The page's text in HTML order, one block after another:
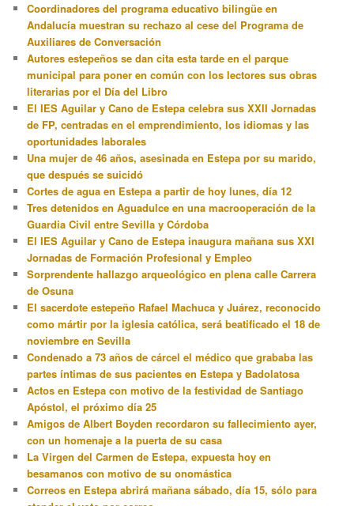
Coordinadores del programa educativo bilingüe en
Andalucía muestran su rechazo al cese del Programa de
Auxiliares de Conversación
Autores estepeños se dan cita esta tarde en el parque
municipal para poner en común con los lectores sus obras
literarias por el Día del Libro
El IES Aguilar y Cano de Estepa celebra sus XXII Jornadas
de FP, centradas en el emprendimiento, los idiomas y las
oportunidades laborales
Una mujer de 46 años, asesinada en Estepa por su marido,
que después se suicidó
Cortes de agua en Estepa a partir de hoy lunes, día 12
Tres detenidos en Aguadulce en una macrooperación de la
Guardia Civil entre Sevilla y Córdoba
El IES Aguilar y Cano de Estepa inaugura mañana sus XXI
Jornadas de Formación Profesional y Empleo
Sorprendente hallazgo arqueológico en plena calle Carrera
de Osuna
El sacerdote estepeño Rafael Machuca y Juárez, reconocido
como mártir por la iglesia católica, será beatificado el 18 de
noviembre en Sevilla
Condenado a 73 años de cárcel el médico que grababa las
partes íntimas de sus pacientes en Estepa y Badolatosa
Actos en Estepa con motivo de la festividad de Santiago
Apóstol, el próximo día 25
Amigos de Albert Boyden recordaron su fallecimiento ayer,
con un homenaje a la puerta de su casa
La Virgen del Carmen de Estepa, expuesta hoy en
besamanos con motivo de su onomástica
Correos en Estepa abrirá mañana sábado, día 15, sólo para